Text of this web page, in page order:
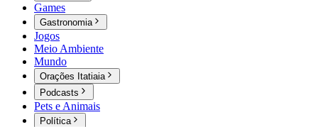
Games
Gastronomia
Jogos
Meio Ambiente
Mundo
Orações Itatiaia
Podcasts
Pets e Animais
Política